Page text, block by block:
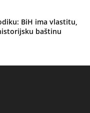
BiH ima vlastitu,
baštinu